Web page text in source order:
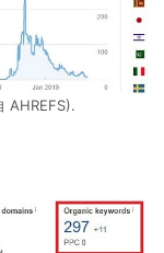
AHREFS).